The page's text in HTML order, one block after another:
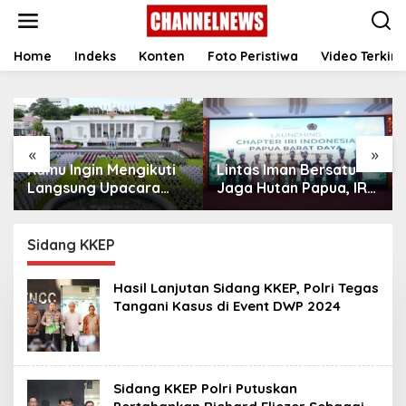
t
Home Indeks Konten Foto Peristiwa Video Terkini
« »
Kamu Ingin Mengikuti
Langsung Upacara
HUT Ke-81
Istana? Ini Link
Pendaftaran Resminya
di Sini
Lintas Iman Bersatu
Jaga Hutan Papua, IRI
Indonesia Resmikan
Sidang KKEP
Hasil Lanjutan Sidang KKEP, Polri Tegas
Tangani Kasus di Event DWP 2024
Sidang KKEP Polri Putuskan